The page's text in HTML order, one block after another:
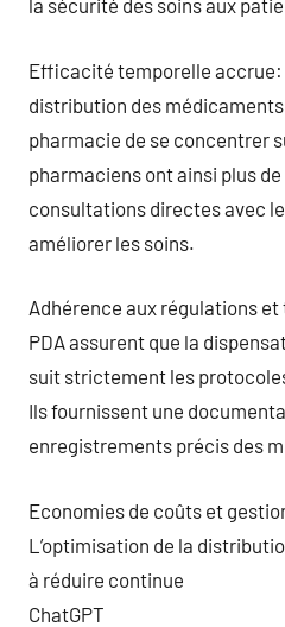
la sécurité des soins aux
Efficacité temporelle accrue:
distribution des
pharmacie de se concentrer
pharmaciens ont ainsi plus
consultations directes avec
améliorer les soins.
Adhérence aux régulations
PDA assurent que la
suit strictement les
Ils fournissent une
enregistrements précis des
Economies de coûts et
L’optimisation de la
à réduire continue
ChatGPT